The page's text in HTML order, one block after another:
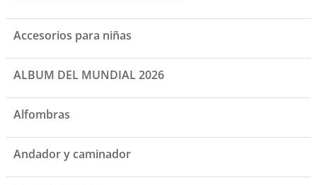
Accesorios para niñas
ALBUM DEL MUNDIAL 2026
Alfombras
Andador y caminador